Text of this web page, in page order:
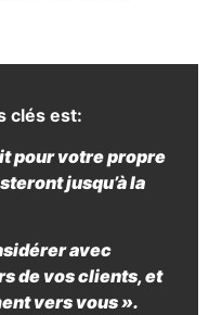
clés est:
pour votre propre
jusqu’à la
avec
de vos clients, et
vers vous ».